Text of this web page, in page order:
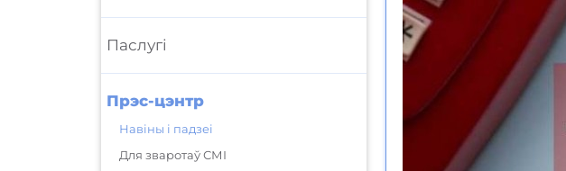
Паслугі
Прэс-цэнтр
Навіны і падзеі
Для зваротаў СМІ